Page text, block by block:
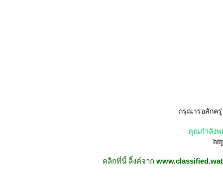
กรุณารอสักครู่
คุณกำลังพ
คลิกที่นี้ ลิ้งค์จาก